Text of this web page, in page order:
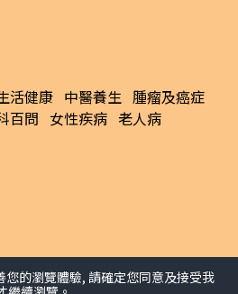
活健康 中醫養生 腫瘤及癌症
百問 女性疾病 老人病
的瀏覽體驗, 請確定您同意及接受我